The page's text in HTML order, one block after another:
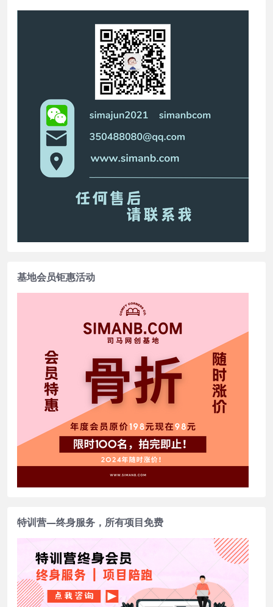
基地会员钜惠活动
特训营—终身服务，所有项目免费